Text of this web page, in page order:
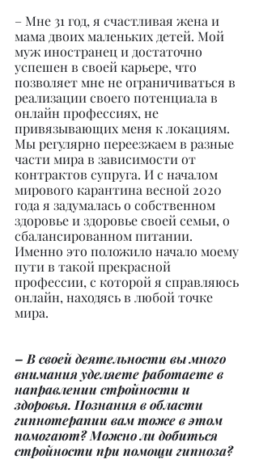
– Мне 31 год, я счастливая жена и
мама двоих маленьких детей. Мой
муж иностранец и достаточно
успешен в своей карьере, что
позволяет мне не ограничиваться в
реализации своего потенциала в
онлайн профессиях, не
привязывающих меня к локациям.
Мы регулярно переезжаем в разные
части мира в зависимости от
контрактов супруга. И с началом
мирового карантина весной 2020
года я задумалась о собственном
здоровье и здоровье своей семьи, о
сбалансированном питании.
Именно это положило начало моему
пути в такой прекрасной
профессии, с которой я справляюсь
онлайн, находясь в любой точке
мира.
– В своей деятельности вы много
внимания уделяете работаете в
направлении стройности и
здоровья. Познания в области
гипнотерапии вам тоже в этом
помогают? Можно ли добиться
стройности при помощи гипноза?